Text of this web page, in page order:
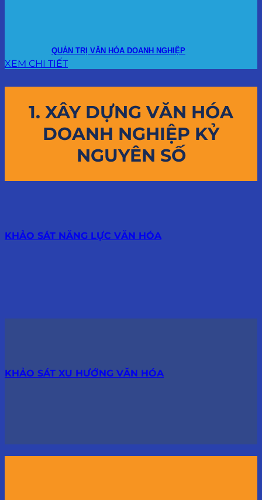
QUẢN TRỊ VĂN HÓA DOANH NGHIỆP
XEM CHI TIẾT
1. XÂY DỰNG VĂN HÓA
DOANH NGHIỆP KỶ
NGUYÊN SỐ
KHẢO SÁT NĂNG LỰC VĂN HÓA
KHẢO SÁT XU HƯỚNG VĂN HÓA